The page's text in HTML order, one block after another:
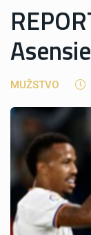
MUŽSTVO